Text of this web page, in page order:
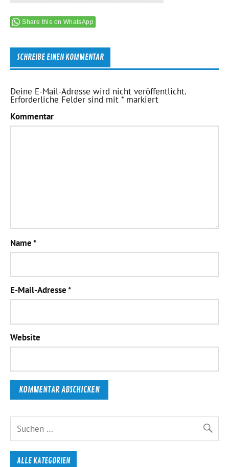
Share this on WhatsApp
SCHREIBE EINEN KOMMENTAR
Deine E-Mail-Adresse wird nicht veröffentlicht.
Erforderliche Felder sind mit*markiert
Kommentar
Name*
E-Mail-Adresse*
Website
ALLE KATEGORIEN